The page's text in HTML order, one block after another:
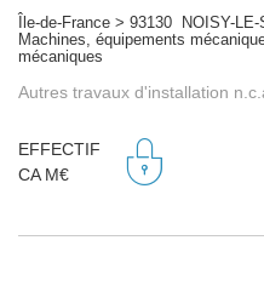
Île-de-France > 93130 NOISY-LE-
Machines, équipements
mécaniques
Autres travaux d'installation
EFFECTIF
CA M€